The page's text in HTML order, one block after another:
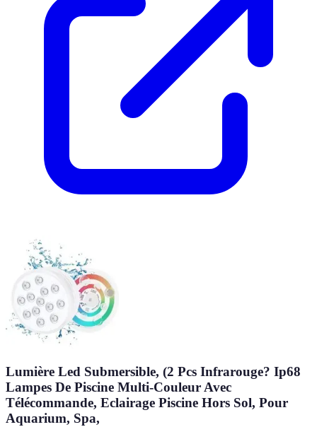
Lumière Led Submersible, (2 Pcs Infrarouge? Ip68
Lampes De Piscine Multi-Couleur Avec
Télécommande, Eclairage Piscine Hors Sol, Pour
Aquarium, Spa,